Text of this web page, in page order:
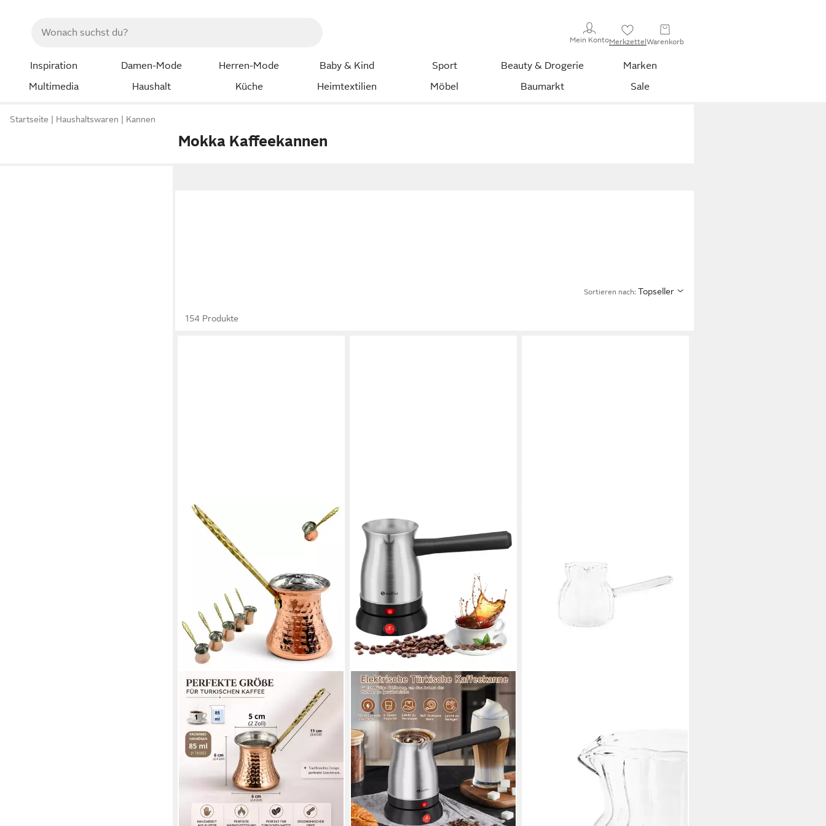
Mein KontoMerkzettelWarenkorb
Inspiration Damen-Mode Herren-Mode Baby & Kind Sport Beauty & Drogerie
Marken
Multimedia
Haushalt Küche Heimtextilien Möbel Baumarkt Sale
Startseite Haushaltswaren Kannen
Mokka Kaffeekannen
Sortieren nach: Topseller
154 Produkte